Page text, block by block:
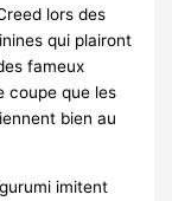
lors des
qui plairont
fameux
coupe que les
bien au
imitent